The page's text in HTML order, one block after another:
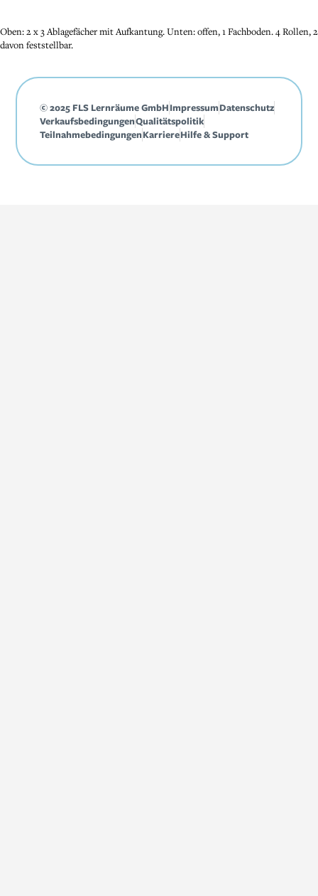
Oben: 2 x 3 Ablagefächer mit Aufkantung. Unten: offen, 1 Fachboden. 4 Rollen, 2
davon feststellbar.
© 2025 FLS Lernräume GmbHImpressumDatenschutz
VerkaufsbedingungenQualitätspolitik
TeilnahmebedingungenKarriereHilfe & Support